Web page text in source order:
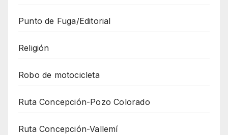
Punto de Fuga/Editorial
Religión
Robo de motocicleta
Ruta Concepción-Pozo Colorado
Ruta Concepción-Vallemí